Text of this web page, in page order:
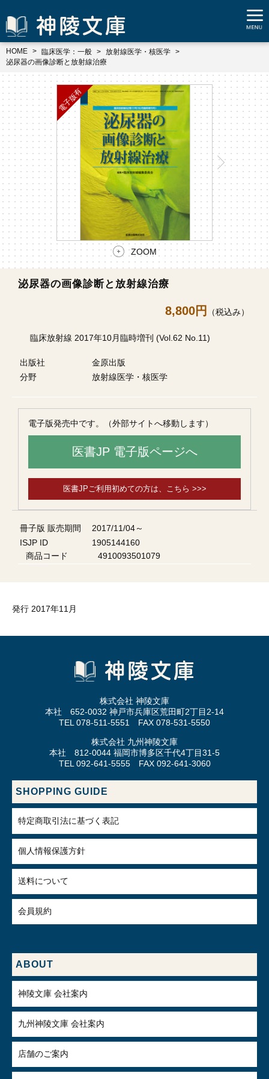
HOME 臨床医学：一般
放射線医学・核医学
泌尿器の画像診断と放射線治療
ZOOM
泌尿器の画像診断と放射線治療
8,800円 （税込み）
臨床放射線 2017年10月臨時増刊 (Vol.62 No.11)
出版社
金原出版
分野
放射線医学・核医学
電子版発売中です。（外部サイトへ移動します）
医書JP 電子版ページへ
医書JPご利用初めての方は、こちら >>>
冊子版 販売期間
2017/11/04～
ISJP ID
1905144160
商品コード
4910093501079
発行 2017年11月
株式会社 神陵文庫
本社 652-0032 神戸市兵庫区荒田町2丁目2-14
TEL 078-511-5551 FAX 078-531-5550
株式会社 九州神陵文庫
本社 812-0044 福岡市博多区千代4丁目31-5
TEL 092-641-5555 FAX 092-641-3060
SHOPPING GUIDE
特定商取引法に基づく表記
個人情報保護方針
送料について
会員規約
ABOUT
神陵文庫 会社案内
九州神陵文庫 会社案内
店舗のご案内